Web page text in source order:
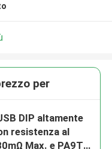
per
DIP altamente
resistenza al
Max. e PA9T